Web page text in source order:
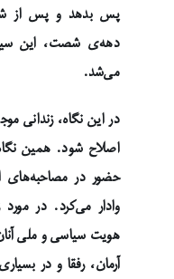
پس بدهد و پس از
دهه‌ی شصت، این
می‌شد.
در این نگاه، زندانی
اصلاح شود. همین نگاه
حضور در مصاحبه‌های
وادار می‌کرد. در مورد
هویت سیاسی و ملی
آرمان، رفقا و در